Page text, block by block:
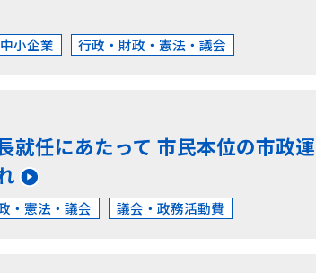
小企業 行政・財政・憲法・議会
就任にあたって 市民本位の市政
・憲法・議会 議会・政務活動費